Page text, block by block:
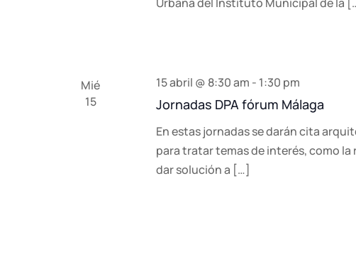
Mié
15
Jornadas DPA fórum Málaga
15 abril @ 8:30 am - 1:30 pm
En estas jornadas se darán cita
para tratar temas de interés, como
dar solución a […]